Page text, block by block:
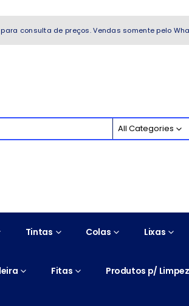
consulta de preços. Vendas somente pelo
All Categories
Tintas Colas Lixas
Fitas Produtos p/